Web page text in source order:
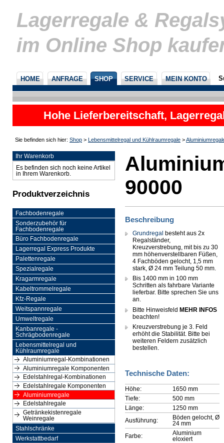
Lagerregale &
im Online Shop
HOME ANFRAGE SHOP SERVICE MEIN KONTO
Hohe Lieferbereitschaft,
nicht
Sie befinden sich hier: Shop > Lebensmittelregal und Kühlraumregale >
Ihr Warenkorb
Es befinden sich noch keine Artikel
in Ihrem Warenkorb.
Produktverzeichnis
Fachbodenregale
Sonderzubehör für
Fachbodenregale
Büro Fachbodenregale
Lagerregal Express Produkte
Palettenregale
Spezialregale
Kragarmregale
Kabeltrommelregale
Kfz-Regale
Weitspannregale
Umweltregale
Kanbanregale -
Schrägbodenregale
Lebensmittelregal und
Kühlraumregale
Aluminiumregal-Kombinationen
Aluminiumregale Komponenten
Edelstahlregal-Kombinationen
Edelstahlregale Komponenten
Aluminiumregale
Edelstahlregale
Getränkekistenregale
Weinregale
Stahlschränke
Werkstattbedarf
90000
Beschreibung
Grundregal besteht aus 2x
Regalständer,
Kreuzverstrebung, mit bis zu 30
mm höhenverstellbaren Füßen,
4 Fachböden gelocht, 1,5 mm
stark, Ø 24 mm Teilung 50 mm.
Bis 1400 mm in 100 mm
Schritten als fahrbare Variante
lieferbar. Bitte sprechen Sie uns
an.
Bitte Hinweisfeld MEHR INFOS
beachten!
Kreuzverstrebung je 3. Feld
erhöht die Stabilität. Bitte bei
weiteren Feldern zusätzlich
bestellen.
Technische Daten:
Höhe:
1650 mm
Tiefe:
500 mm
Länge:
1250 mm
Ausführung:
Böden gelocht, Ø
24 mm
Farbe:
Aluminium
eloxiert